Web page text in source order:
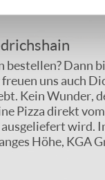
Dann
uns auch
Kein Wunder,
direkt
Höhe, KGA